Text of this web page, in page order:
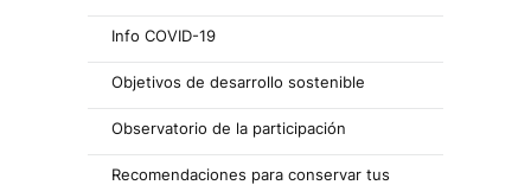
Info COVID-19
Objetivos de desarrollo sostenible
Observatorio de la participación
Recomendaciones para conservar tus